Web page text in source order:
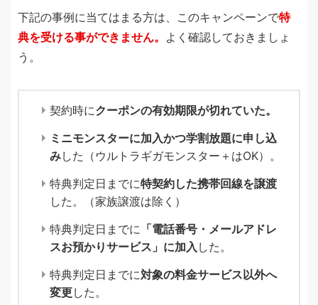
下記の事例に当てはまる方は、このキャンペーンで特
典を受ける事ができません。 よく確認しておきましょ
う。
契約時にクーポンの有効期限が切れていた。
ミニモンスターに加入かつ学割放題に申し込
みした（ウルトラギガモンスター＋はOK）。
特典判定日までに特契約した携帯回線を譲渡
した。（家族譲渡は除く）
特典判定日までに 「電話番号・メールアドレ
スお預かりサービス」に加入 した。
特典判定日までに対象の料金サービス以外へ
変更した。